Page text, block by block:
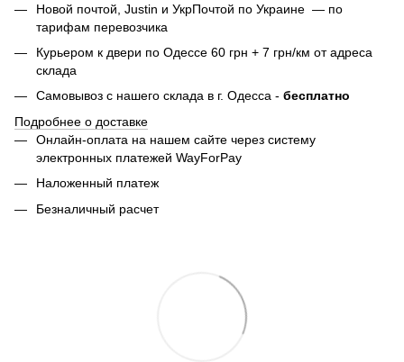
Новой почтой, Justin и УкрПочтой по Украине — по
тарифам перевозчика
Курьером к двери по Одессе 60 грн + 7 грн/км от адреса
склада
Самовывоз с нашего склада в г. Одесса - бесплатно
Подробнее о доставке
Онлайн-оплата на нашем сайте через систему
электронных платежей WayForPay
Наложенный платеж
Безналичный расчет